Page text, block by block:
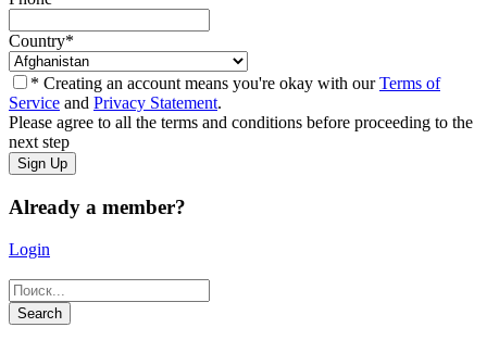
Country*
* Creating an account means you're okay with ourTerms of
Service and Privacy Statement.
Please agree to all the terms and conditions before proceeding to the
next step
Already a member?
Login